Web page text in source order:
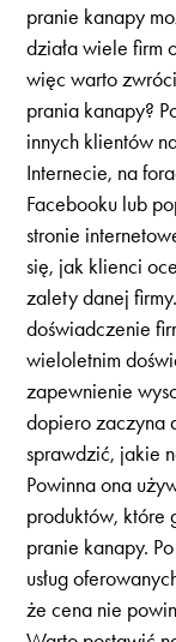
pranie kanapy
działa wiele firm
więc warto
prania kanapy?
innych klientów
Internecie, na
Facebooku lub
stronie
się, jak klienci
zalety danej
doświadczenie
wieloletnim
zapewnienie
dopiero zaczyna
sprawdzić, jakie
Powinna ona
produktów, które
pranie kanapy.
usług
że cena nie